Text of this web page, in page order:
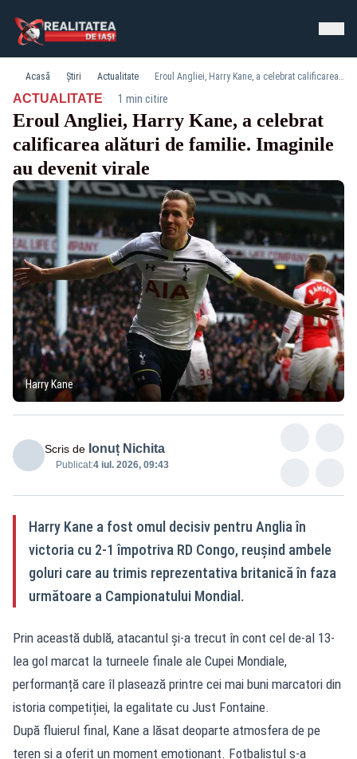
Acasă Știri Actualitate Eroul Angliei, Harry Kane, a celebrat calificarea alături de familie. Imaginile au devenit virale
ACTUALITATE· 1 min citire
Eroul Angliei, Harry Kane, a celebrat
calificarea alături de familie. Imaginile
au devenit virale
Harry Kane
Scris de Ionuț Nichita
Publicat:4 iul. 2026, 09:43
Harry Kane a fost omul decisiv pentru Anglia în
victoria cu 2-1 împotriva RD Congo, reușind ambele
goluri care au trimis reprezentativa britanică în faza
următoare a Campionatului Mondial.
Prin această dublă, atacantul și-a trecut în cont cel de-al 13-
lea gol marcat la turneele finale ale Cupei Mondiale,
performanță care îl plasează printre cei mai buni marcatori din
istoria competiției, la egalitate cu Just Fontaine.
După fluierul final, Kane a lăsat deoparte atmosfera de pe
teren și a oferit un moment emoționant. Fotbalistul s-a